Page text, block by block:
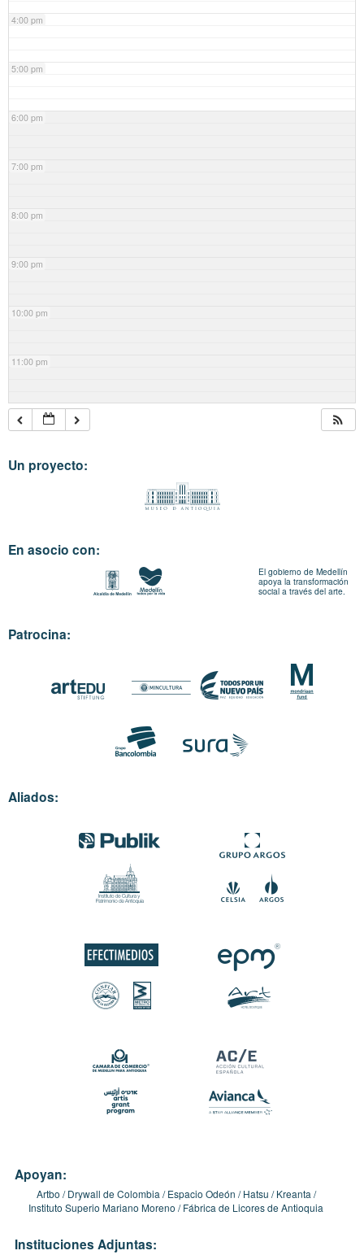
4:00 pm
5:00 pm
6:00 pm
7:00 pm
8:00 pm
9:00 pm
10:00 pm
11:00 pm
Un proyecto:
En asocio con:
El gobierno de Medellín
apoya la transformación
social a través del arte.
Patrocina:
Aliados:
Apoyan:
Artbo Drywall de Colombia Espacio Odeón Hatsu
Kreanta
Instituto Superio Mariano Moreno
Fábrica de Licores de Antioquia
Instituciones Adjuntas: